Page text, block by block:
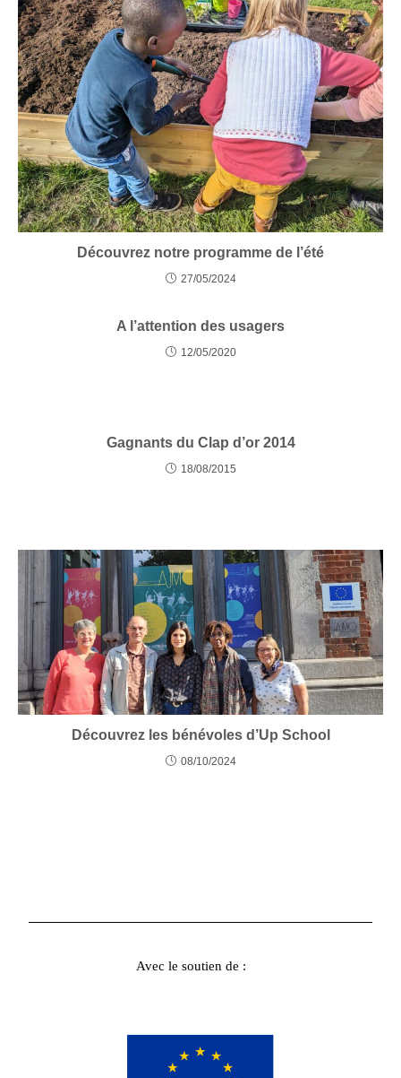
Découvrez notre programme de l’été
27/05/2024
A l’attention des usagers
12/05/2020
Gagnants du Clap d’or 2014
18/08/2015
Découvrez les bénévoles d’Up School
08/10/2024
Avec le soutien de :